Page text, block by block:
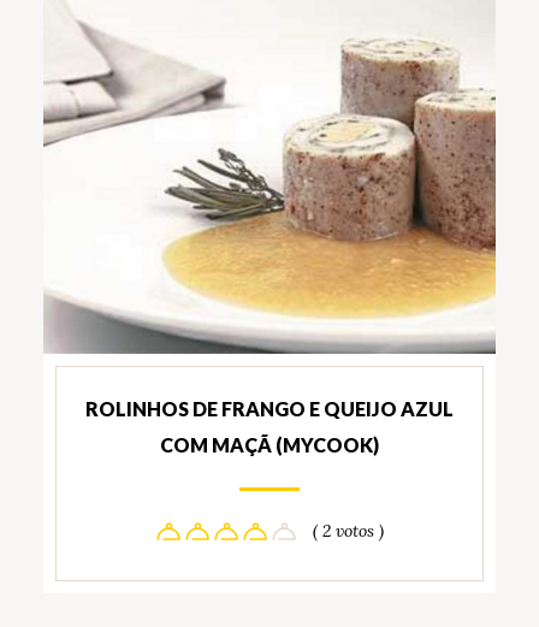
ROLINHOS DE FRANGO E QUEIJO AZUL
COM MAÇÃ (MYCOOK)
( 2 votos )